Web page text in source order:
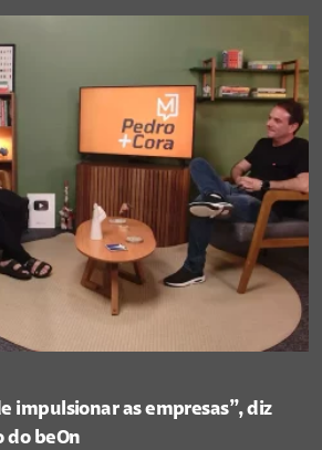
impulsionar as empresas”, diz
do beOn